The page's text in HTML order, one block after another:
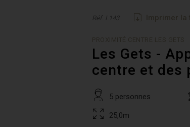
Réf. L143
Les Gets -
centre et des
5 personnes
25,0m